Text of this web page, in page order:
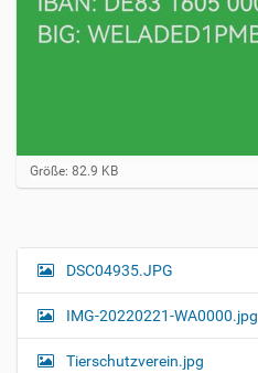
Z
e
e
i
Größe: 82.9 KB
N
a
i
DSC04935.JPG
IMG-20220221-WA0000.jpg
Tierschutzverein.jpg